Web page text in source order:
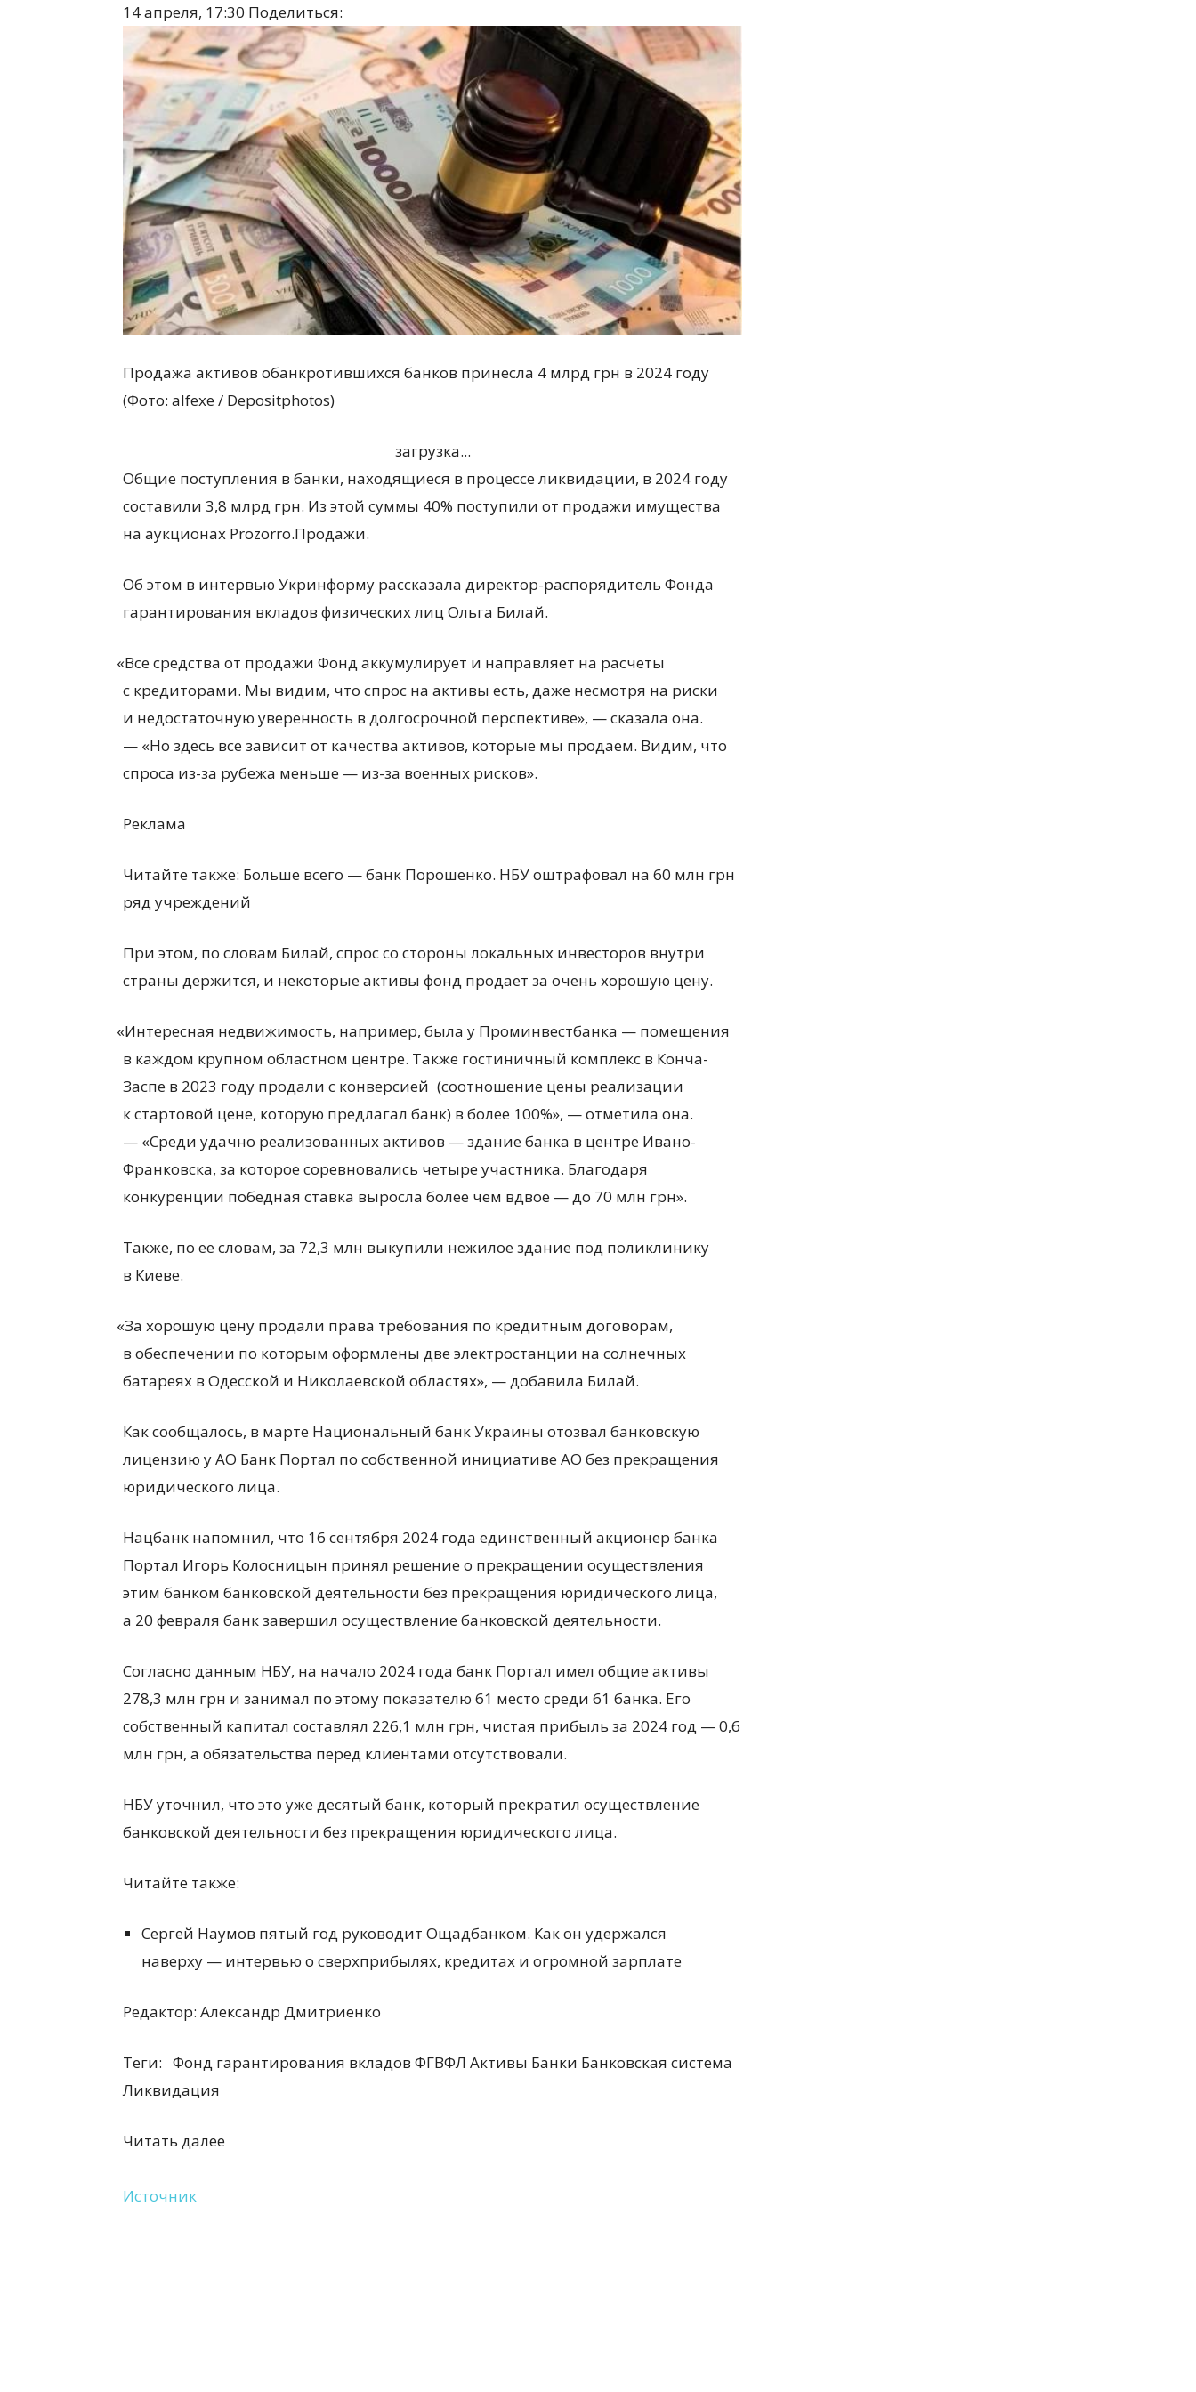
14 апреля, 17:30 Поделиться:
Продажа активов обанкротившихся банков принесла 4 млрд грн в 2024 году
(Фото: alfexe / Depositphotos)
загрузка...
Общие поступления в банки, находящиеся в процессе ликвидации, в 2024 году
составили 3,8 млрд грн. Из этой суммы 40% поступили от продажи имущества
на аукционах Prozorro.Продажи.
Об этом в интервью Укринформу рассказала директор-распорядитель Фонда
гарантирования вкладов физических лиц Ольга Билай.
«Все средства от продажи Фонд аккумулирует и направляет на расчеты
с кредиторами. Мы видим, что спрос на активы есть, даже несмотря на риски
и недостаточную уверенность в долгосрочной перспективе», — сказала она.
— «Но здесь все зависит от качества активов, которые мы продаем. Видим, что
спроса из-за рубежа меньше — из-за военных рисков».
Реклама
Читайте также: Больше всего — банк Порошенко. НБУ оштрафовал на 60 млн грн
ряд учреждений
При этом, по словам Билай, спрос со стороны локальных инвесторов внутри
страны держится, и некоторые активы фонд продает за очень хорошую цену.
«Интересная недвижимость, например, была у Проминвестбанка — помещения
в каждом крупном областном центре. Также гостиничный комплекс в Конча-
Заспе в 2023 году продали с конверсией (соотношение цены реализации
к стартовой цене, которую предлагал банк) в более 100%», — отметила она.
— «Среди удачно реализованных активов — здание банка в центре Ивано-
Франковска, за которое соревновались четыре участника. Благодаря
конкуренции победная ставка выросла более чем вдвое — до 70 млн грн».
Также, по ее словам, за 72,3 млн выкупили нежилое здание под поликлинику
в Киеве.
«За хорошую цену продали права требования по кредитным договорам,
в обеспечении по которым оформлены две электростанции на солнечных
батареях в Одесской и Николаевской областях», — добавила Билай.
Как сообщалось, в марте Национальный банк Украины отозвал банковскую
лицензию у АО Банк Портал по собственной инициативе АО без прекращения
юридического лица.
Нацбанк напомнил, что 16 сентября 2024 года единственный акционер банка
Портал Игорь Колосницын принял решение о прекращении осуществления
этим банком банковской деятельности без прекращения юридического лица,
а 20 февраля банк завершил осуществление банковской деятельности.
Согласно данным НБУ, на начало 2024 года банк Портал имел общие активы
278,3 млн грн и занимал по этому показателю 61 место среди 61 банка. Его
собственный капитал составлял 226,1 млн грн, чистая прибыль за 2024 год — 0,6
млн грн, а обязательства перед клиентами отсутствовали.
НБУ уточнил, что это уже десятый банк, который прекратил осуществление
банковской деятельности без прекращения юридического лица.
Читайте также:
Сергей Наумов пятый год руководит Ощадбанком. Как он удержался
наверху — интервью о сверхприбылях, кредитах и огромной зарплате
Редактор: Александр Дмитриенко
Теги: Фонд гарантирования вкладов ФГВФЛ Активы Банки Банковская система
Ликвидация
Читать далее
Источник